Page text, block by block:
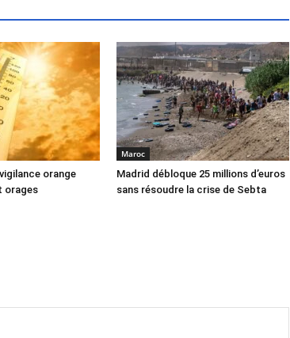
orange
orages
Maroc
Madrid débloque 25 millions d’euros
sans résoudre la crise de Sebta